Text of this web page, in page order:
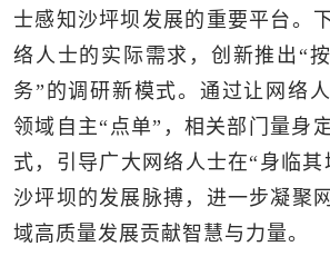
士感知沙坪坝发展的重要平台。
络人士的实际需求，创新推出“
务”的调研新模式。通过让网络
领域自主“点单”，相关部门量身
式，引导广大网络人士在“身临其
沙坪坝的发展脉搏，进一步凝聚
域高质量发展贡献智慧与力量。